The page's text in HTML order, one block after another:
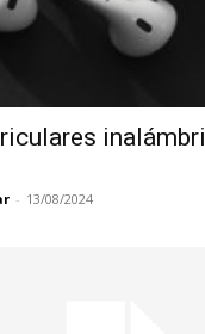
- 13/08/2024